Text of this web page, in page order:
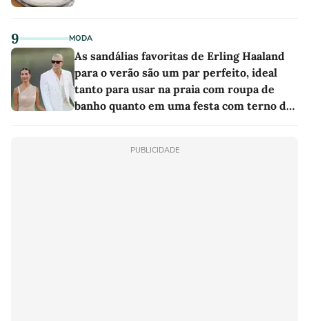
9 MODA
As sandálias favoritas de Erling Haaland
para o verão são um par perfeito, ideal
tanto para usar na praia com roupa de
banho quanto em uma festa com terno de
PUBLICIDADE